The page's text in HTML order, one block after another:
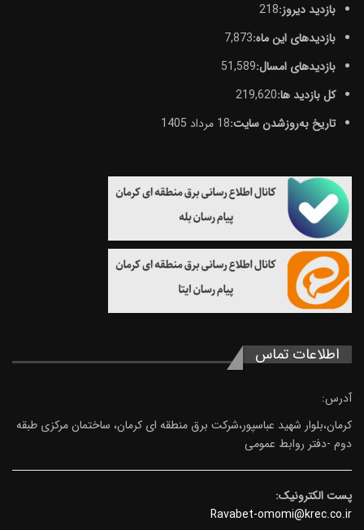
بازدید دیروز:218
بازدیدهای این ماه:7,873
بازدیدهای امسال:51,589
کل بازدید ها:219,620
تاریخ به‌روزشدن سایت:18 مرداد 1405
اطلاعات تماس
آدرس:
کرمان،بلوار شهید عباسپور،شرکت برق منطقه ای کرمان، ساختمان مرکزی طبقه
دوم -دفتر روابط عمومی
پست الکترونیک:
Ravabet-omomi@krec.co.ir